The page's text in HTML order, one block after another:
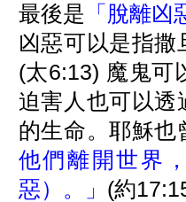
最後是 「脫離
凶惡可以是指撒
(太6:13) 魔鬼可
迫害人也可以透
的生命。耶穌也
他們離開世界
惡）。」 (約